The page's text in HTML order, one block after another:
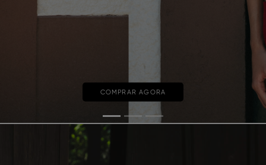
COMPRAR AGORA